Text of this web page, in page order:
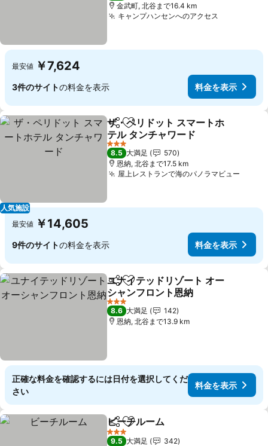
金武町, 北谷まで16.4 km
キャンプハンセンへのアクセス
最安値 ￥7,624
3件のサイトの料金を表示 料金を表示
人気施設
シェアお気に入りに追加
ザ・ペリドット スマートホ
テル タンチャワード
料金を表示
3 ホテルのランク
8.5 大満足
570
恩納, 北谷まで17.5 km
屋上レストランで海のパノラマビュー
最安値 ￥14,605
9件のサイトの料金を表示 料金を表示
シェアお気に入りに追加
ユナイテッドリゾート オー
シャンフロント恩納
料金を表示
3 ホテルのランク
8.6 大満足
142
恩納, 北谷まで13.9 km
正確な料金を確認するには日付を選択してくだ
さい
料金を表示
シェアお気に入りに追加
ビーチルーム
3 ホテルのランク
9.5 大満足
342